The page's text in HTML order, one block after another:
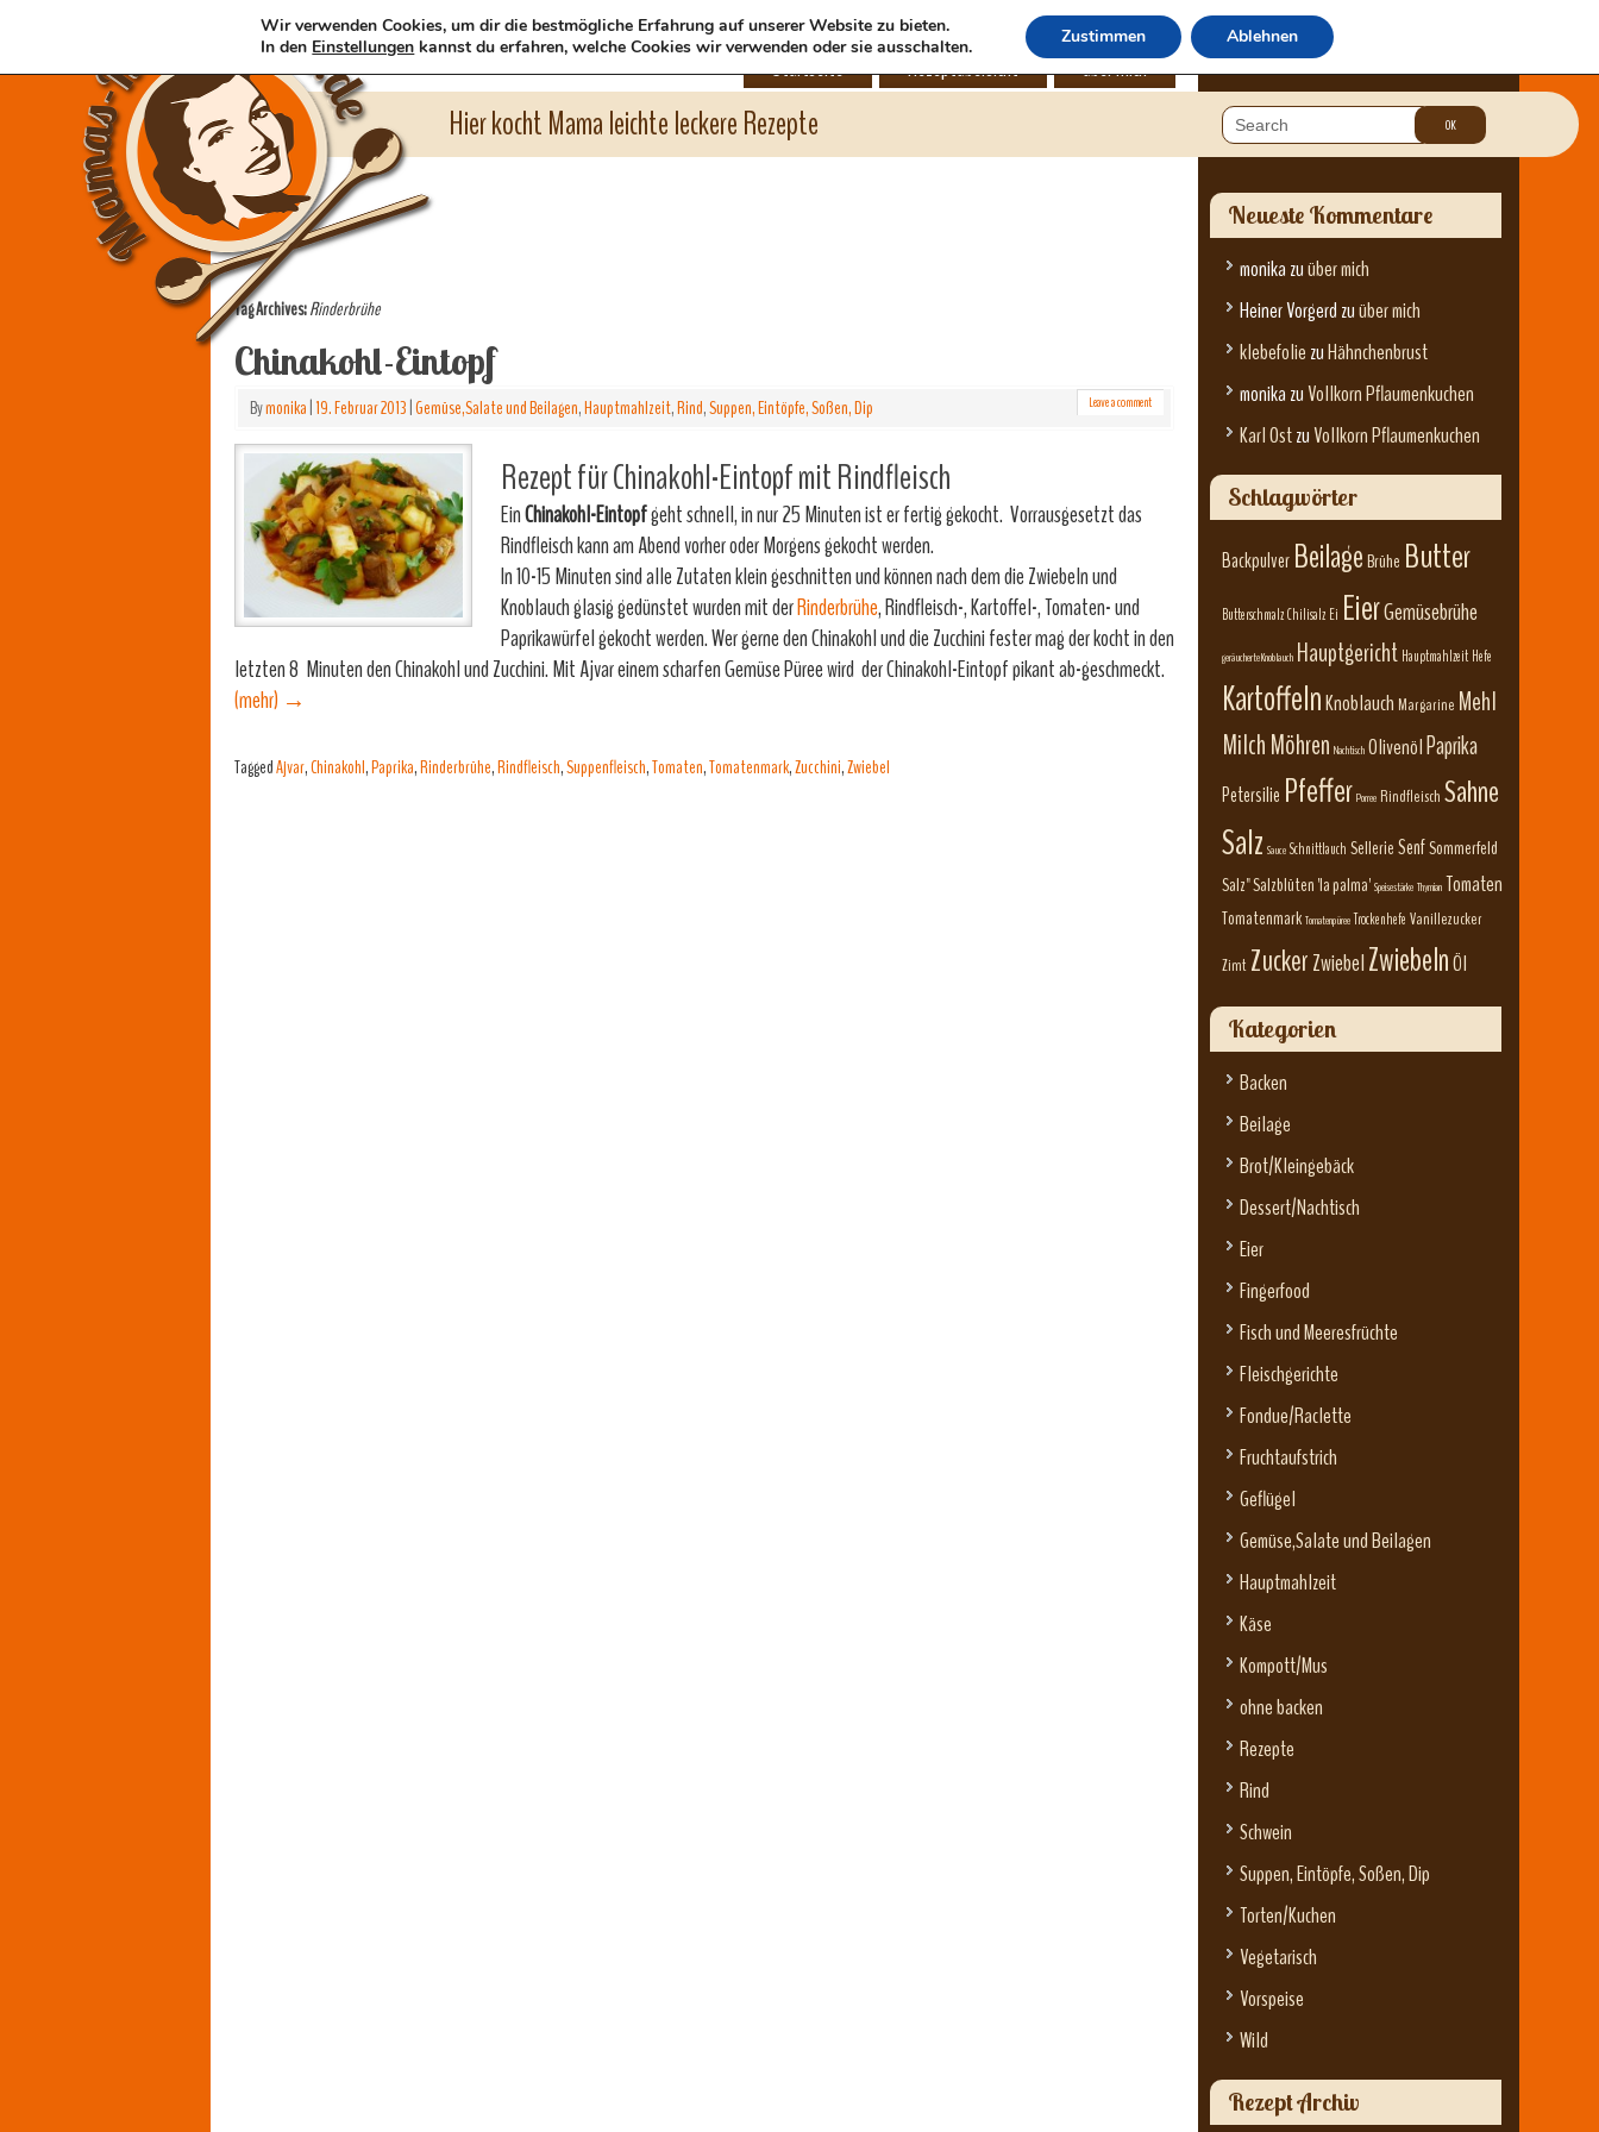
Hier kocht Mama leichte leckere Rezepte
Startseite Rezeptübersicht über mich
Tag Archives:Rinderbrühe
Chinakohl-Eintopf
Bymonika|19. Februar 2013|Gemüse,Salate und Beilagen,Hauptmahlzeit,Rind,Suppen, Eintöpfe, Soßen, Dip Leave a comment
Rezept für Chinakohl-Eintopf mit Rindfleisch
EinChinakohl-Eintopfgeht schnell, in nur 25 Minuten ist er fertig gekocht. Vorrausgesetzt das
Rindfleisch kann am Abend vorher oder Morgens gekocht werden.
In 10-15 Minuten sind alle Zutaten klein geschnitten und können nach dem die Zwiebeln und
Knoblauch glasig gedünstet wurden mit derRinderbrühe, Rindfleisch-, Kartoffel-, Tomaten- und
Paprikawürfel gekocht werden. Wer gerne den Chinakohl und die Zucchini fester mag der kocht in den
letzten 8 Minuten den Chinakohl und Zucchini. Mit Ajvar einem scharfen Gemüse Püree wird der Chinakohl-Eintopf pikant ab-geschmeckt.
(mehr) →
TaggedAjvar,Chinakohl,Paprika,Rinderbrühe,Rindfleisch,Suppenfleisch,Tomaten,Tomatenmark,Zucchini,Zwiebel
Neueste Kommentare
monika zuüber mich
Heiner Vorgerd zuüber mich
klebefolie zuHähnchenbrust
monika zuVollkorn Pflaumenkuchen
Karl OstzuVollkorn Pflaumenkuchen
Schlagwörter
Backpulver BeilageBrühe Butter
ButterschmalzChilisalz Ei EierGemüsebrühe
geräucherte Knoblauch Hauptgericht Hauptmahlzeit Hefe
KartoffelnKnoblauch Margarine Mehl
MilchMöhren Nachtisch OlivenölPaprika
Petersilie Pfeffer Porree Rindfleisch Sahne
Salz Sauce Schnittlauch SellerieSenfSommerfeld
Salz" Salzblüten 'la palma' Speisestärke Thymian Tomaten
Tomatenmark Tomatenpüree Trockenhefe Vanillezucker
Zimt ZuckerZwiebelZwiebelnÖl
Kategorien
Backen
Beilage
Brot/Kleingebäck
Dessert/Nachtisch
Eier
Fingerfood
Fisch und Meeresfrüchte
Fleischgerichte
Fondue/Raclette
Fruchtaufstrich
Geflügel
Gemüse,Salate und Beilagen
Hauptmahlzeit
Käse
Kompott/Mus
ohne backen
Rezepte
Rind
Schwein
Suppen, Eintöpfe, Soßen, Dip
Torten/Kuchen
Vegetarisch
Vorspeise
Wild
Rezept Archiv
Wir verwenden Cookies, um dir die bestmögliche Erfahrung auf unserer Website zu bieten.
In den Einstellungen kannst du erfahren, welche Cookies wir verwenden oder sie ausschalten. Zustimmen Ablehnen